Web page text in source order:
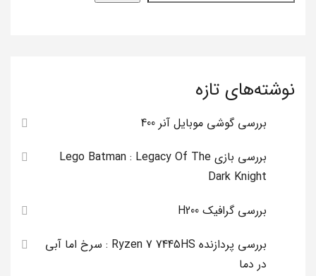
نوشته‌های تازه
بررسی گوشی موبایل آنر 400
بررسی بازی Lego Batman : Legacy Of The
Dark Knight
بررسی گرافیک H200
بررسی پردازنده Ryzen 7 7445HS : سرخ اما آبی
در دما